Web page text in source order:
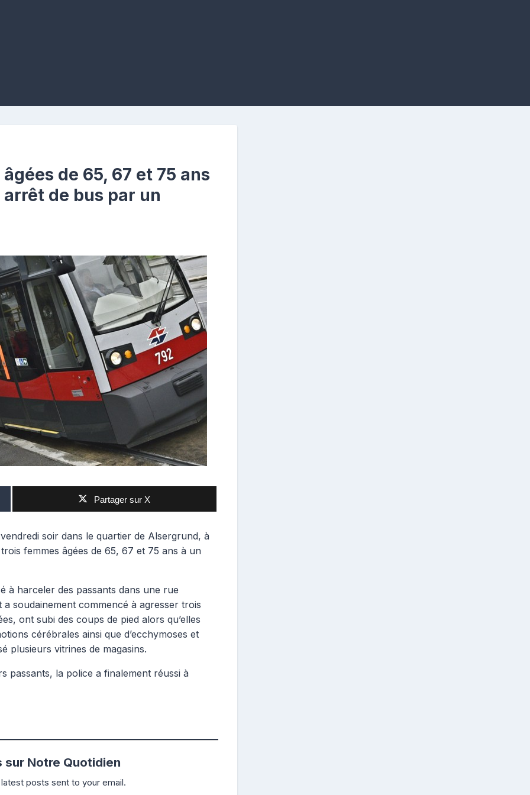
de 65, 67 et 75 ans
de bus par un
Partager sur X
soir dans le quartier de Alsergrund, à
femmes âgées de 65, 67 et 75 ans à un
à harceler des passants dans une rue
soudainement commencé à agresser trois
ont subi des coups de pied alors qu’elles
cérébrales ainsi que d’ecchymoses et
plusieurs vitrines de magasins.
passants, la police a finalement réussi à
sur Notre Quotidien
posts sent to your email.